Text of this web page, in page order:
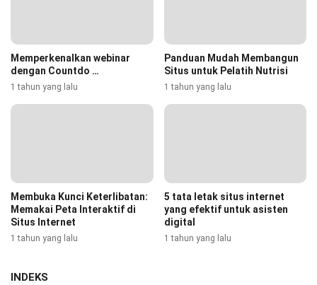
Memperkenalkan webinar
dengan Countdo …
1 tahun yang lalu
Panduan Mudah Membangun
Situs untuk Pelatih Nutrisi
1 tahun yang lalu
Membuka Kunci Keterlibatan:
Memakai Peta Interaktif di
Situs Internet
1 tahun yang lalu
5 tata letak situs internet
yang efektif untuk asisten
digital
1 tahun yang lalu
INDEKS